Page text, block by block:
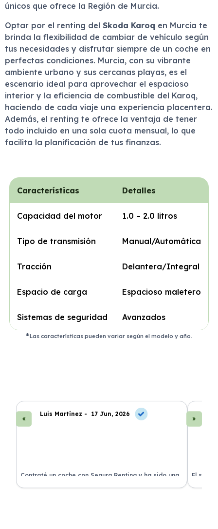
únicos que ofrece la Región de Murcia.
Optar por el renting del Skoda Karoq en Murcia te
brinda la flexibilidad de cambiar de vehículo según
tus necesidades y disfrutar siempre de un coche en
perfectas condiciones. Murcia, con su vibrante
ambiente urbano y sus cercanas playas, es el
escenario ideal para aprovechar el espacioso
interior y la eficiencia de combustible del Karoq,
haciendo de cada viaje una experiencia placentera.
Además, el renting te ofrece la ventaja de tener
todo incluido en una sola cuota mensual, lo que
facilita la planificación de tus finanzas.
Características Detalles
Capacidad del motor 1.0 – 2.0 litros
Tipo de transmisión Manual/Automática
Tracción Delantera/Integral
Espacio de carga Espacioso maletero
Sistemas de seguridad Avanzados
Las características pueden variar según el modelo y año.
Luis Martínez - 17 Jun, 2026
Contraté un coche con Segura Renting y ha sido una
experiencia fantástica. Todo incluido y sin sorpresas.
El
proceso